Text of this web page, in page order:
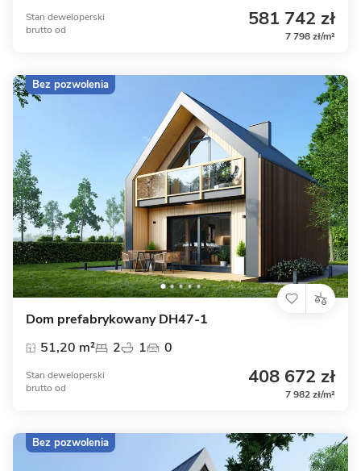
Stan deweloperski
brutto od 581 742 zł
7 798 zł/m²
Dom prefabrykowany DH47-1
51,20 m²
2 1 0
Stan deweloperski
brutto od 408 672 zł
7 982 zł/m²
Bez pozwolenia
Bez pozwolenia